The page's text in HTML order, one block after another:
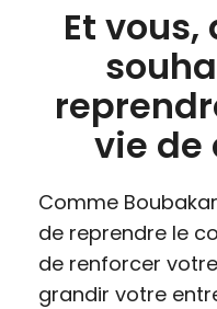
Et
vie de
Comme
de reprendre le
de renforcer
grandir votre